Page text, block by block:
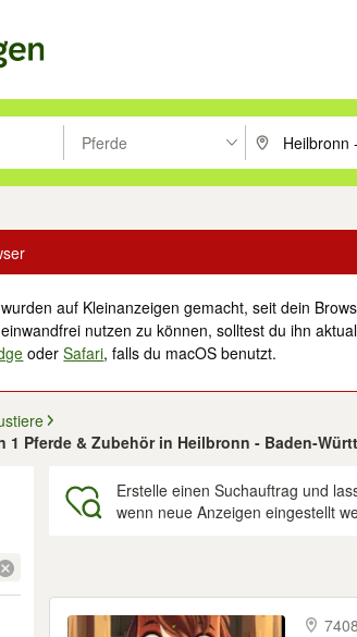
drücken um zu suchen, oder Vorschläge mit
Pferde PLZ oder Ort
auf Kleinanzeigen gemacht, seit dein
nutzen zu können, solltest du ihn
oderSafari, falls du macOS benutzt.
1 Pferde & Zubehör in Heilbronn - Baden-
Erstelle einen Suchauftrag und
wenn neue Anzeigen eingestellt